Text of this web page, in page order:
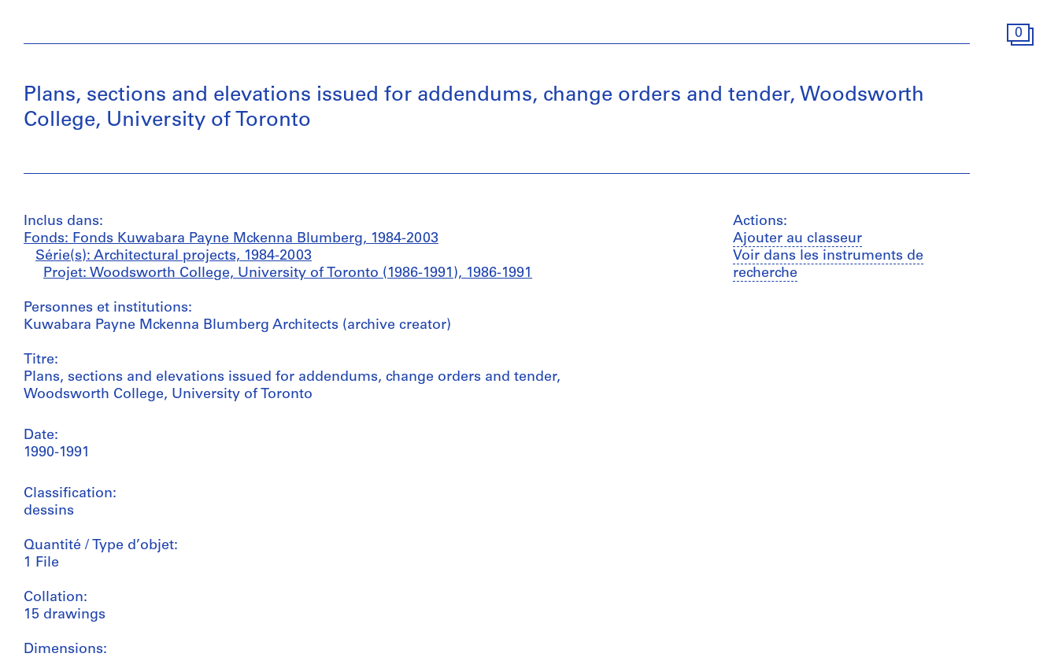
0
Plans, sections and elevations issued for addendums, change orders and tender, Woodsworth
College, University of Toronto
Inclus dans:
Fonds: Fonds Kuwabara Payne Mckenna Blumberg, 1984-2003
Série(s): Architectural projects, 1984-2003
Projet: Woodsworth College, University of Toronto (1986-1991), 1986-1991
Personnes et institutions:
Kuwabara Payne Mckenna Blumberg Architects (archive creator)
Titre:
Plans, sections and elevations issued for addendums, change orders and tender,
Woodsworth College, University of Toronto
Date:
1990-1991
Classification:
dessins
Quantité / Type d’objet:
1 File
Collation:
15 drawings
Dimensions:
Actions:
Ajouter au classeur
Voir dans les instruments de
recherche